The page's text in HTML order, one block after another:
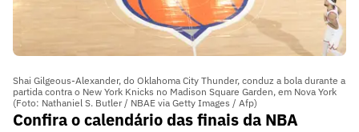
Shai Gilgeous-Alexander, do Oklahoma City Thunder, conduz a bola durante a
partida contra o New York Knicks no Madison Square Garden, em Nova York
(Foto: Nathaniel S. Butler / NBAE via Getty Images / Afp)
Confira o calendário das finais da NBA